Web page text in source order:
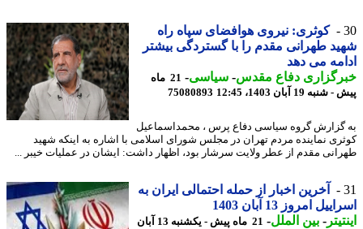
کوثری: نیروی هوافضای سپاه راه
طهرانی مقدم را با گستردگی بیشتر
می دهد
دفاع مقدس-سیاسی-
21 ماه
19 آبان 1403، 12:45
75080893
گروه سیاسی دفاع پرس ، محمداسماعیل
نماینده مردم تهران در مجلس شورای اسلامی با اشاره به اینکه شهید
مقدم از عطر ولایت سرشار بود، اظهار داشت: ایشان در عملیات خیبر ...
آخرین اخبار از حمله احتمالی ایران به
امروز 13 آبان 1403
-بین الملل-
21 ماه پیش - یکشنبه 13 آبان